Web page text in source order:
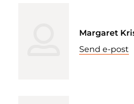
Margaret
Send e-post